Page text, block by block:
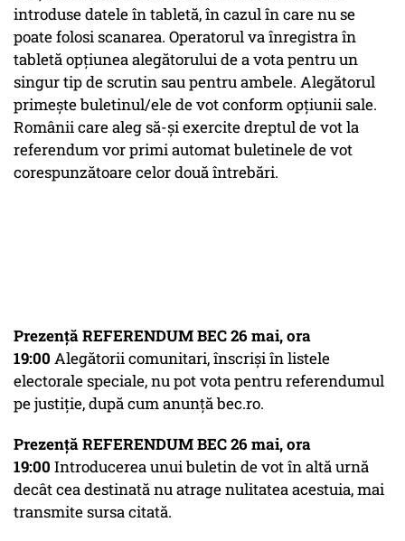
introduse datele în tabletă, în cazul în care nu se
poate folosi scanarea. Operatorul va înregistra în
tabletă opțiunea alegătorului de a vota pentru un
singur tip de scrutin sau pentru ambele. Alegătorul
primește buletinul/ele de vot conform opțiunii sale.
Românii care aleg să-și exercite dreptul de vot la
referendum vor primi automat buletinele de vot
corespunzătoare celor două întrebări.
Prezență REFERENDUM BEC 26 mai, ora
19:00 Alegătorii comunitari, înscriși în listele
electorale speciale, nu pot vota pentru referendumul
pe justiție, după cum anunță bec.ro.
Prezență REFERENDUM BEC 26 mai, ora
19:00 Introducerea unui buletin de vot în altă urnă
decât cea destinată nu atrage nulitatea acestuia, mai
transmite sursa citată.